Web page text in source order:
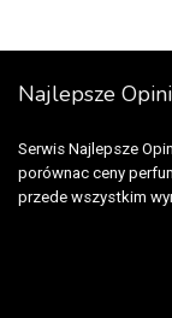
Najlepsze
Serwis Najlepsze
porównac ceny
przede wszystkim